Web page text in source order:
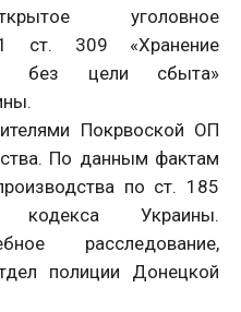
уголовное
ст. 309 «Хранение
без цели сбыта»
Покрвоской ОП
По данным фактам
по ст. 185
кодекса Украины.
расследование,
полиции Донецкой